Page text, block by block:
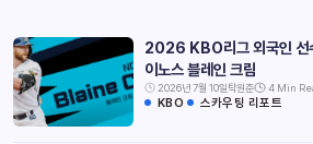
2026 KBO리그 외국인 선
이노스 블레인 크림
2026년 7월 10일탁원준 4 Min
KBO 스카우팅 리포트